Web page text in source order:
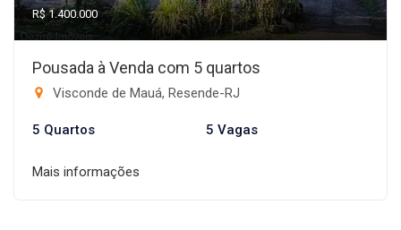
R$ 1.400.000
Pousada à Venda com 5 quartos
Visconde de Mauá, Resende-RJ
5 Quartos 5 Vagas
Mais informações